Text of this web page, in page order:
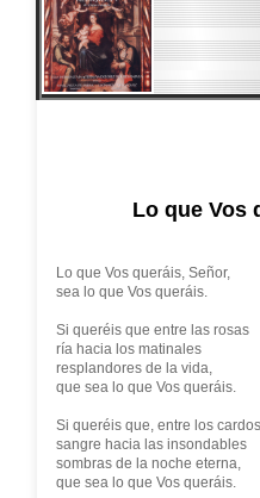
Lo que Vos
Lo que Vos queráis, Señor,
sea lo que Vos queráis.
Si queréis que entre las rosas
ría hacia los matinales
resplandores de la vida,
que sea lo que Vos queráis.
Si queréis que, entre los
sangre hacia las insondables
sombras de la noche eterna,
que sea lo que Vos queráis.